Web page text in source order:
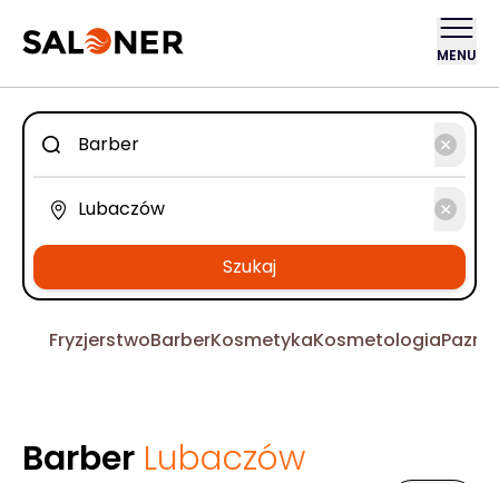
MENU
Szukaj
FryzjerstwoBarberKosmetykaKosmetologia
Barber Lubaczów